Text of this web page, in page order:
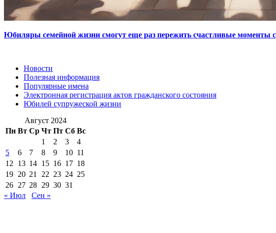
Юбиляры семейной жизни смогут еще раз пережить счастливые моменты
Новости
Полезная информация
Популярные имена
Электронная регистрация актов гражданского состояния
Юбилей супружеской жизни
Август 2024
Пн Вт Ср Чт Пт Сб Вс
1
2 3
4
5
6 7 8 9 10 11
12
13 14 15 16 17 18
19 20 21 22 23 24 25
26 27 28 29 30 31
« Июл
Сен »